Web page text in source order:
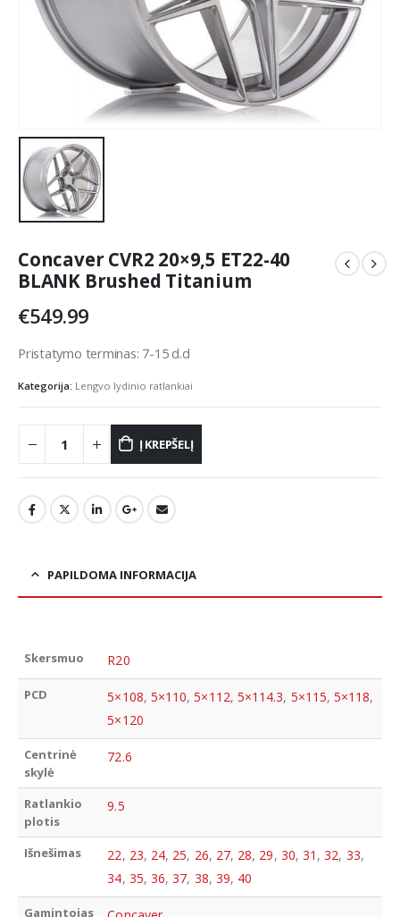
Concaver CVR2 20×9,5 ET22-40
BLANK Brushed Titanium
€549.99
Pristatymo terminas: 7-15 d.d
Kategorija: Lengvo lydinio ratlankiai
Į KREPŠELĮ
PAPILDOMA INFORMACIJA
Skersmuo R20
PCD 5×108, 5×110,5×112, 5×114.3, 5×115,5×118,
5×120
Centrinė
skylė
72.6
Ratlankio
plotis
9.5
Išnešimas 22, 23, 24, 25, 26, 27, 28, 29, 30, 31 ,32, 33,
34, 35, 36,37, 38, 39, 40
Gamintojas